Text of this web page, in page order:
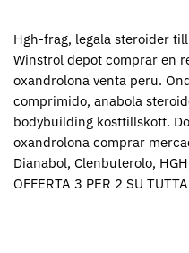
Hgh-frag, legala steroider
Winstrol depot comprar en
oxandrolona venta peru.
comprimido, anabola
bodybuilding kosttillskott.
oxandrolona comprar
Dianabol, Clenbuterolo,
OFFERTA 3 PER 2 SU